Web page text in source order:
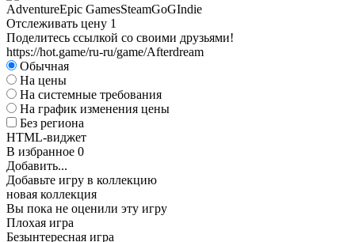
AdventureEpic GamesSteamGoGIndie
Отслеживать цену 1
Поделитесь ссылкой со своими друзьями!
https://hot.game/ru-ru/game/Afterdream
Обычная
На цены
На системные требования
На график изменения цены
Без региона
HTML-виджет
В избранное 0
Добавить...
Добавьте игру в коллекцию
новая коллекция
Вы пока не оценили эту игру
Плохая игра
Безынтересная игра